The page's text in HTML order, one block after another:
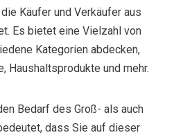
Käufer und Verkäufer aus
Es bietet eine Vielzahl von
Kategorien abdecken,
Haushaltsprodukte und mehr.
Bedarf des Groß- als auch
dass Sie auf dieser